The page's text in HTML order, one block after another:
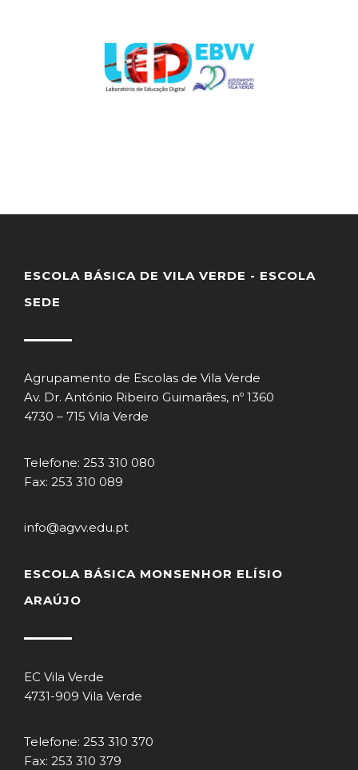
ESCOLA BÁSICA DE VILA VERDE - ESCOLA
SEDE
Agrupamento de Escolas de Vila Verde
Av. Dr. António Ribeiro Guimarães, nº 1360
4730 – 715 Vila Verde
Telefone: 253 310 080
Fax: 253 310 089
info@agvv.edu.pt
ESCOLA BÁSICA MONSENHOR ELÍSIO
ARAÚJO
EC Vila Verde
4731-909 Vila Verde
Telefone: 253 310 370
Fax: 253 310 379